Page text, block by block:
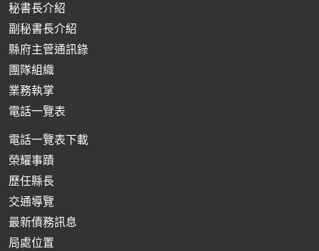
秘書長介紹
副秘書長介紹
縣府主管通訊錄
團隊組織
業務執掌
電話一覽表
電話一覽表下載
榮耀事蹟
歷任縣長
交通導覽
最新債務訊息
局處位置